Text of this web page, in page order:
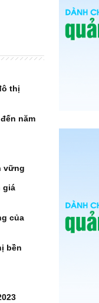
thị
năm
vững
giá
của
bền